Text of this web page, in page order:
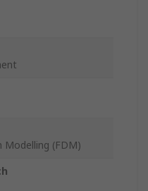
Modelling (FDM)